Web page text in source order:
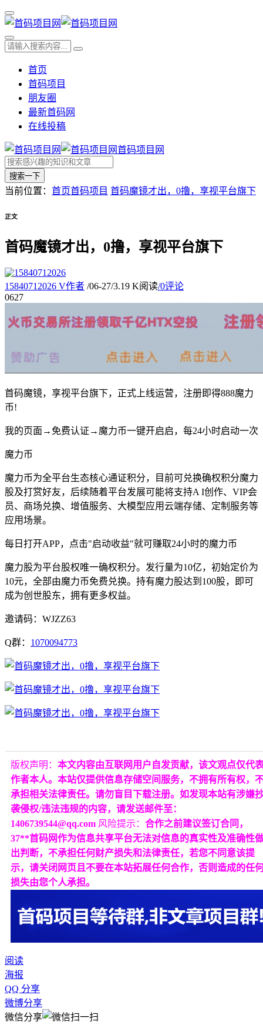
首页
首码项目
朋友圈
最新首码网
在线投稿
首码项目网
搜索一下
当前位置： 首页首码项目 首码魔镜才出，0撸，享视平台旗下
正文
首码魔镜才出，0撸，享视平台旗下
15840712026 V作者 /06-27/3.19 K阅读/0评论
0627
首码魔镜，享视平台旗下，正式上线运营，注册即得888魔力
币!
我的页面→免费认证→魔力币一键开启启，每24小时启动一次
魔力币
魔力币为全平台生态核心通证积分，目前可兑换确权积分魔力
股及打赏好友，后续随着平台发展可能将支持A I创作、VIP会
员、商场兑换、增值服务、大模型应用云端存储、定制服务等
应用场景。
每日打开APP，点击"启动收益"就可赚取24小时的魔力币
魔力股为平台股权唯一确权积分。发行量为10亿，初始定价为
10元，全部由魔力币免费兑换。持有魔力股达到100股，即可
成为创世股东，拥有更多权益。
邀请码：WJZZ63
Q群： 1070094773
版权声明： 本文内容由互联网用户自发贡献，该文观点仅代
作者本人。本站仅提供信息存储空间服务，不拥有所有权，
承担相关法律责任。请勿盲目下载注册。如发现本站有涉嫌
袭侵权/违法违规的内容，请发送邮件至：
1406739544@qq.com 风险提示： 合作之前建议签订合同，
37**首码网作为信息共享平台无法对信息的真实性及准确性
出判断，不承担任何财产损失和法律责任，若您不同意该提
示，请关闭网页且不要在本站拓展任何合作，否则造成的任
损失由您个人承担。
阅读
海报
QQ 分享
微博分享
微信分享